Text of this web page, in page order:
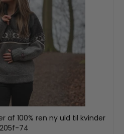
af 100% ren ny uld til kvinder
74